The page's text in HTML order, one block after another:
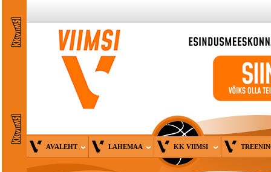
AVALEHT LAHEMAA KK VIIMSI